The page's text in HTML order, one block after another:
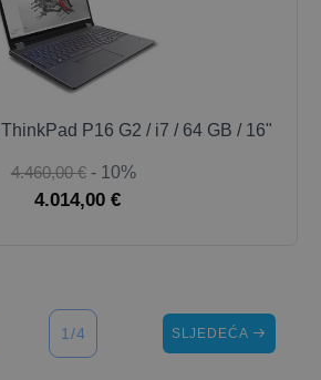
ThinkPad P16 G2 / i7 / 64 GB / 16"
4.460,00 € - 10%
4.014,00 €
1/4 SLJEDEĆA